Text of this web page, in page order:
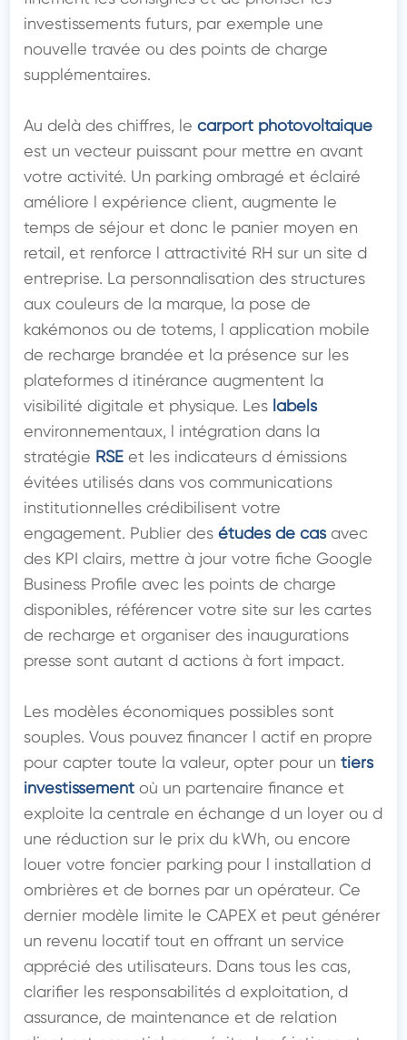
investissements futurs, par exemple une
nouvelle travée ou des points de charge
supplémentaires.
Au delà des chiffres, le carport photovoltaique
est un vecteur puissant pour mettre en avant
votre activité. Un parking ombragé et éclairé
améliore l expérience client, augmente le
temps de séjour et donc le panier moyen en
retail, et renforce l attractivité RH sur un site d
entreprise. La personnalisation des structures
aux couleurs de la marque, la pose de
kakémonos ou de totems, l application mobile
de recharge brandée et la présence sur les
plateformes d itinérance augmentent la
visibilité digitale et physique. Les labels
environnementaux, l intégration dans la
stratégie RSE et les indicateurs d émissions
évitées utilisés dans vos communications
institutionnelles crédibilisent votre
engagement. Publier des études de cas avec
des KPI clairs, mettre à jour votre fiche Google
Business Profile avec les points de charge
disponibles, référencer votre site sur les cartes
de recharge et organiser des inaugurations
presse sont autant d actions à fort impact.
Les modèles économiques possibles sont
souples. Vous pouvez financer l actif en propre
pour capter toute la valeur, opter pour un tiers
investissement où un partenaire finance et
exploite la centrale en échange d un loyer ou d
une réduction sur le prix du kWh, ou encore
louer votre foncier parking pour l installation d
ombrières et de bornes par un opérateur. Ce
dernier modèle limite le CAPEX et peut générer
un revenu locatif tout en offrant un service
apprécié des utilisateurs. Dans tous les cas,
clarifier les responsabilités d exploitation, d
assurance, de maintenance et de relation